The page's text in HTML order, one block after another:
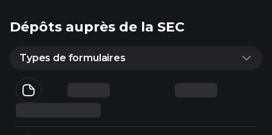
Dépôts auprès de la SEC
Types de formulaires